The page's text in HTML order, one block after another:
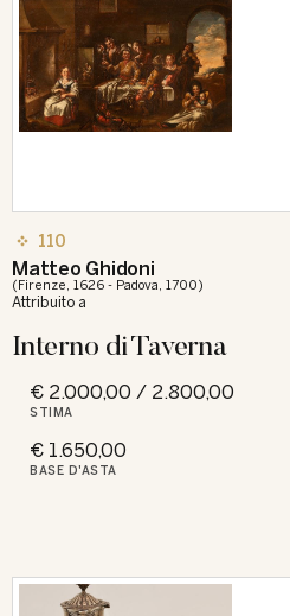
110
Matteo Ghidoni
(Firenze, 1626 - Padova, 1700)
Attribuito a
Interno di Taverna
€ 2.000,00 / 2.800,00
STIMA
€ 1.650,00
BASE D'ASTA